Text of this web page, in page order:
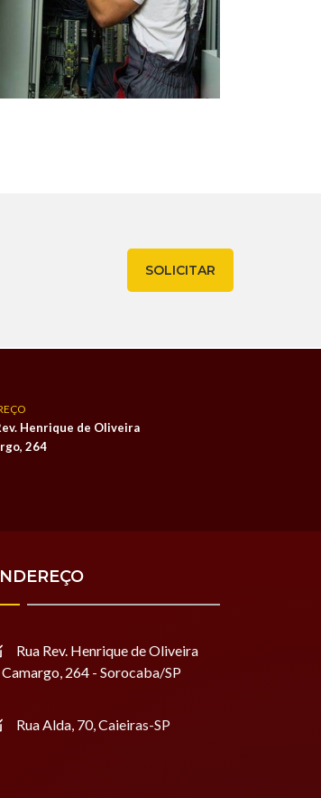
SOLICITAR
Henrique de Oliveira
264
Rua Rev. Henrique de Oliveira
Camargo, 264 - Sorocaba/SP
Rua Alda, 70, Caieiras-SP